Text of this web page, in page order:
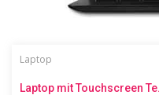
Laptop
Laptop mit Touchscreen